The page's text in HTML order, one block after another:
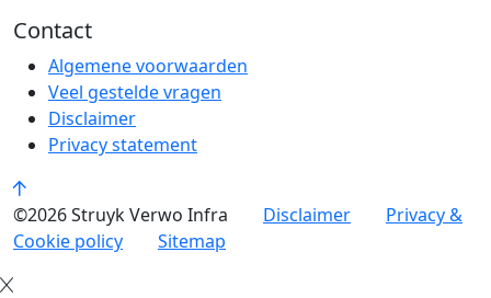
Contact
Algemene voorwaarden
Veel gestelde vragen
Disclaimer
Privacy statement
©2026 Struyk Verwo Infra Disclaimer
Privacy &
Cookie policy
Sitemap